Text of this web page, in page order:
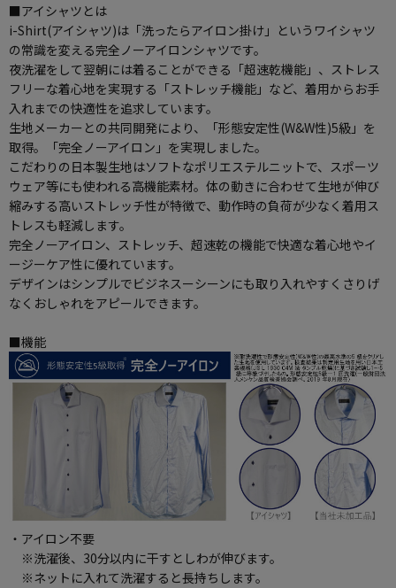
■アイシャツとは
i-Shirt(アイシャツ)は「洗ったらアイロン掛け」というワイシャツ
の常識を変える完全ノーアイロンシャツです。
夜洗濯をして翌朝には着ることができる「超速乾機能」、ストレス
フリーな着心地を実現する「ストレッチ機能」など、着用からお手
入れまでの快適性を追求しています。
生地メーカーとの共同開発により、「形態安定性(W&W性)5級」を
取得。「完全ノーアイロン」を実現しました。
こだわりの日本製生地はソフトなポリエステルニットで、スポーツ
ウェア等にも使われる高機能素材。体の動きに合わせて生地が伸び
縮みする高いストレッチ性が特徴で、動作時の負荷が少なく着用ス
トレスも軽減します。
完全ノーアイロン、ストレッチ、超速乾の機能で快適な着心地やイ
ージーケア性に優れています。
デザインはシンプルでビジネスーシーンにも取り入れやすくさりげ
なくおしゃれをアピールできます。
■機能
・アイロン不要
※洗濯後、30分以内に干すとしわが伸びます。
※ネットに入れて洗濯すると長持ちします。